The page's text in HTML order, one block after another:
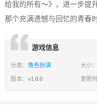
给我的所有～》，进一步提
那个充满遗憾与回忆的青春
游戏信息
分类： 角色扮演 大小
版本： v1.0.0 更新